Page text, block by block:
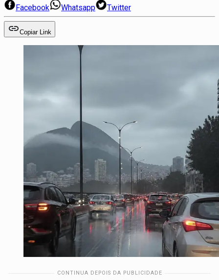
Facebook Whatsapp Twitter
Copiar Link